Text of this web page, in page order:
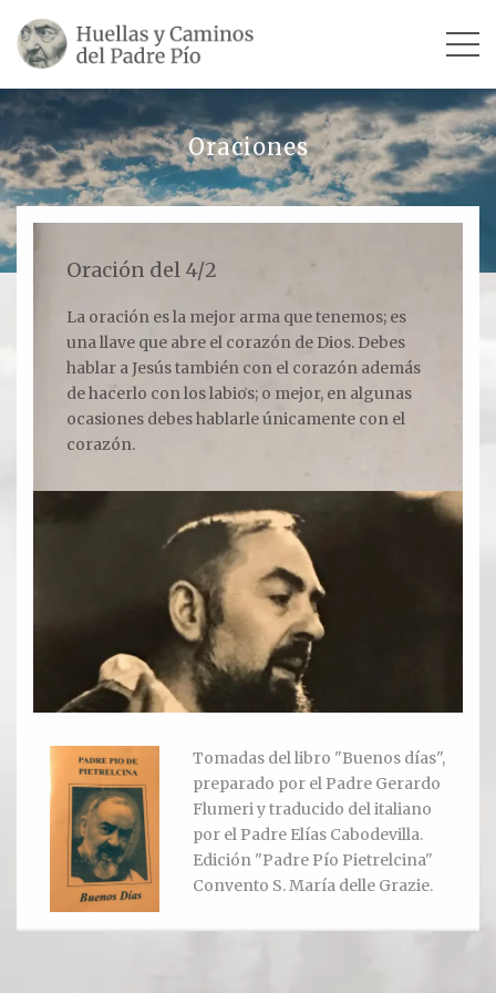
SU VIDA
Escultores
Revista «La Voz del Padre Pío»
Contar mi testimonio
LUGARES
Compartir un lugar
EL MILAGRO
El Milagro
Relación con Flia. Damiani
Galería y testimonios
Reliquias
ORACIONES
Oraciones
Oración del 4/2
La oración es la mejor arma que tenemos; es
una llave que abre el corazón de Dios. Debes
hablar a Jesús también con el corazón además
de hacerlo con los labios; o mejor, en algunas
ocasiones debes hablarle únicamente con el
corazón.
Tomadas del libro "Buenos días",
preparado por el Padre Gerardo
Flumeri y traducido del italiano
por el Padre Elías Cabodevilla.
Edición "Padre Pío Pietrelcina"
Convento S. María delle Grazie.